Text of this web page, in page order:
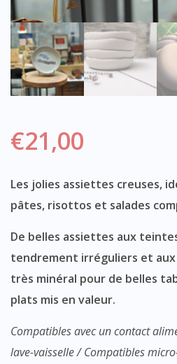
€21,00
Les jolies assiettes creuses,
pâtes, risottos et salades
De belles assiettes aux
tendrement irréguliers et
très minéral pour de belles
plats mis en valeur.
Compatibles avec un contact
lave-vaisselle / Compatibles